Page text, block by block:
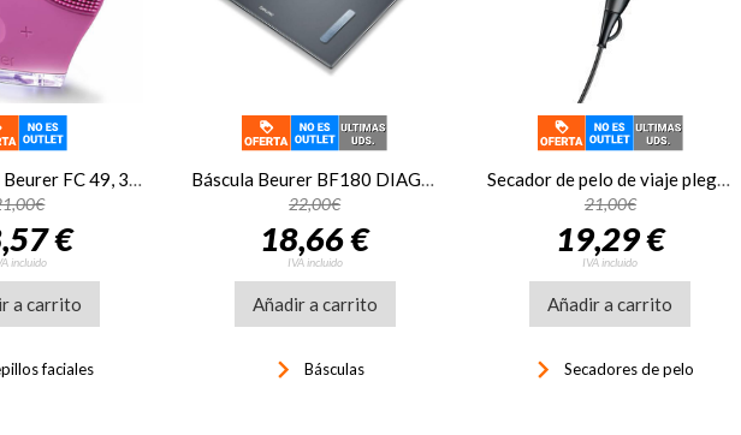
€
incluido
a carrito
faciales
Báscula Beurer BF180 DIAGNOSTICA 180K 100G NGRA
22,00€
18,66 €
IVA incluido
Añadir a carrito
keyboard_arrow_right Básculas
Secador de pelo de viaje plegable Beurer HC25LE, 1600W, iónico
21,00€
19,29 €
IVA incluido
Añadir a carrito
keyboard_arrow_right Secadores de pelo